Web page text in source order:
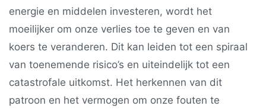
energie en middelen investeren, wordt het
moeilijker om onze verlies toe te geven en van
koers te veranderen. Dit kan leiden tot een spiraal
van toenemende risico’s en uiteindelijk tot een
catastrofale uitkomst. Het herkennen van dit
patroon en het vermogen om onze fouten te